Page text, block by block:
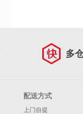
多
配送方式
上门自提